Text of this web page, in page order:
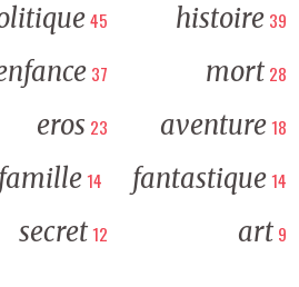
45 histoire 39
37 mort 28
eros 23 aventure 18
famille 14 fantastique 14
secret 12 art 9